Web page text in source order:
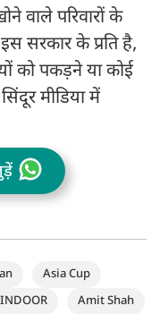
वाले परिवारों के
सरकार के प्रति है,
को पकड़ने या कोई
मीडिया में
Asia Cup
Amit Shah